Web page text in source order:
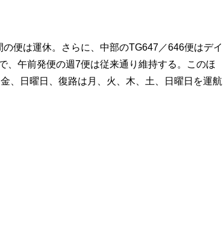
便は運休。さらに、中部のTG647／646便はデイ
、午前発便の週7便は従来通り維持する。このほ
、日曜日、復路は月、火、木、土、日曜日を運航